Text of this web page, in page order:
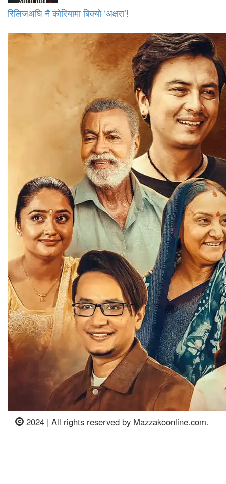
रिलिजअघि नै कोरियामा बिक्यो ‘अक्षरा’!
2024 | All rights reserved by Mazzakoonline.com.